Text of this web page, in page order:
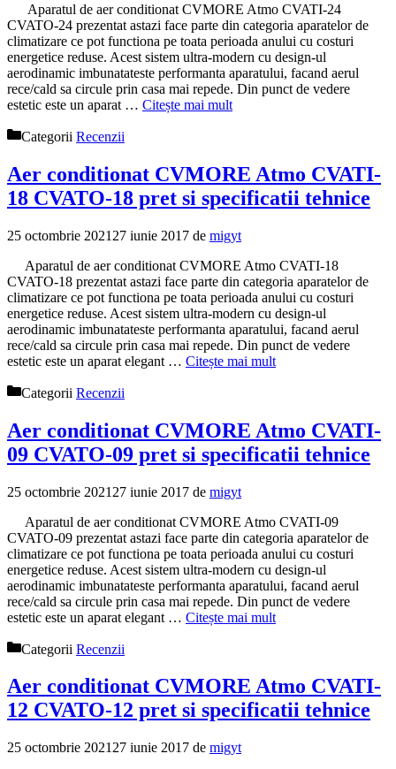
Aparatul de aer conditionat CVMORE Atmo CVATI-24
CVATO-24 prezentat astazi face parte din categoria aparatelor de
climatizare ce pot functiona pe toata perioada anului cu costuri
energetice reduse. Acest sistem ultra-modern cu design-ul
aerodinamic imbunatateste performanta aparatului, facand aerul
rece/cald sa circule prin casa mai repede. Din punct de vedere
estetic este un aparat … Citește mai mult
Categorii Recenzii
Aer conditionat CVMORE Atmo CVATI-
18 CVATO-18 pret si specificatii tehnice
25 octombrie 2021 27 iunie 2017 de migyt
Aparatul de aer conditionat CVMORE Atmo CVATI-18
CVATO-18 prezentat astazi face parte din categoria aparatelor de
climatizare ce pot functiona pe toata perioada anului cu costuri
energetice reduse. Acest sistem ultra-modern cu design-ul
aerodinamic imbunatateste performanta aparatului, facand aerul
rece/cald sa circule prin casa mai repede. Din punct de vedere
estetic este un aparat elegant … Citește mai mult
Categorii Recenzii
Aer conditionat CVMORE Atmo CVATI-
09 CVATO-09 pret si specificatii tehnice
25 octombrie 2021 27 iunie 2017 de migyt
Aparatul de aer conditionat CVMORE Atmo CVATI-09
CVATO-09 prezentat astazi face parte din categoria aparatelor de
climatizare ce pot functiona pe toata perioada anului cu costuri
energetice reduse. Acest sistem ultra-modern cu design-ul
aerodinamic imbunatateste performanta aparatului, facand aerul
rece/cald sa circule prin casa mai repede. Din punct de vedere
estetic este un aparat elegant … Citește mai mult
Categorii Recenzii
Aer conditionat CVMORE Atmo CVATI-
12 CVATO-12 pret si specificatii tehnice
25 octombrie 2021 27 iunie 2017 de migyt